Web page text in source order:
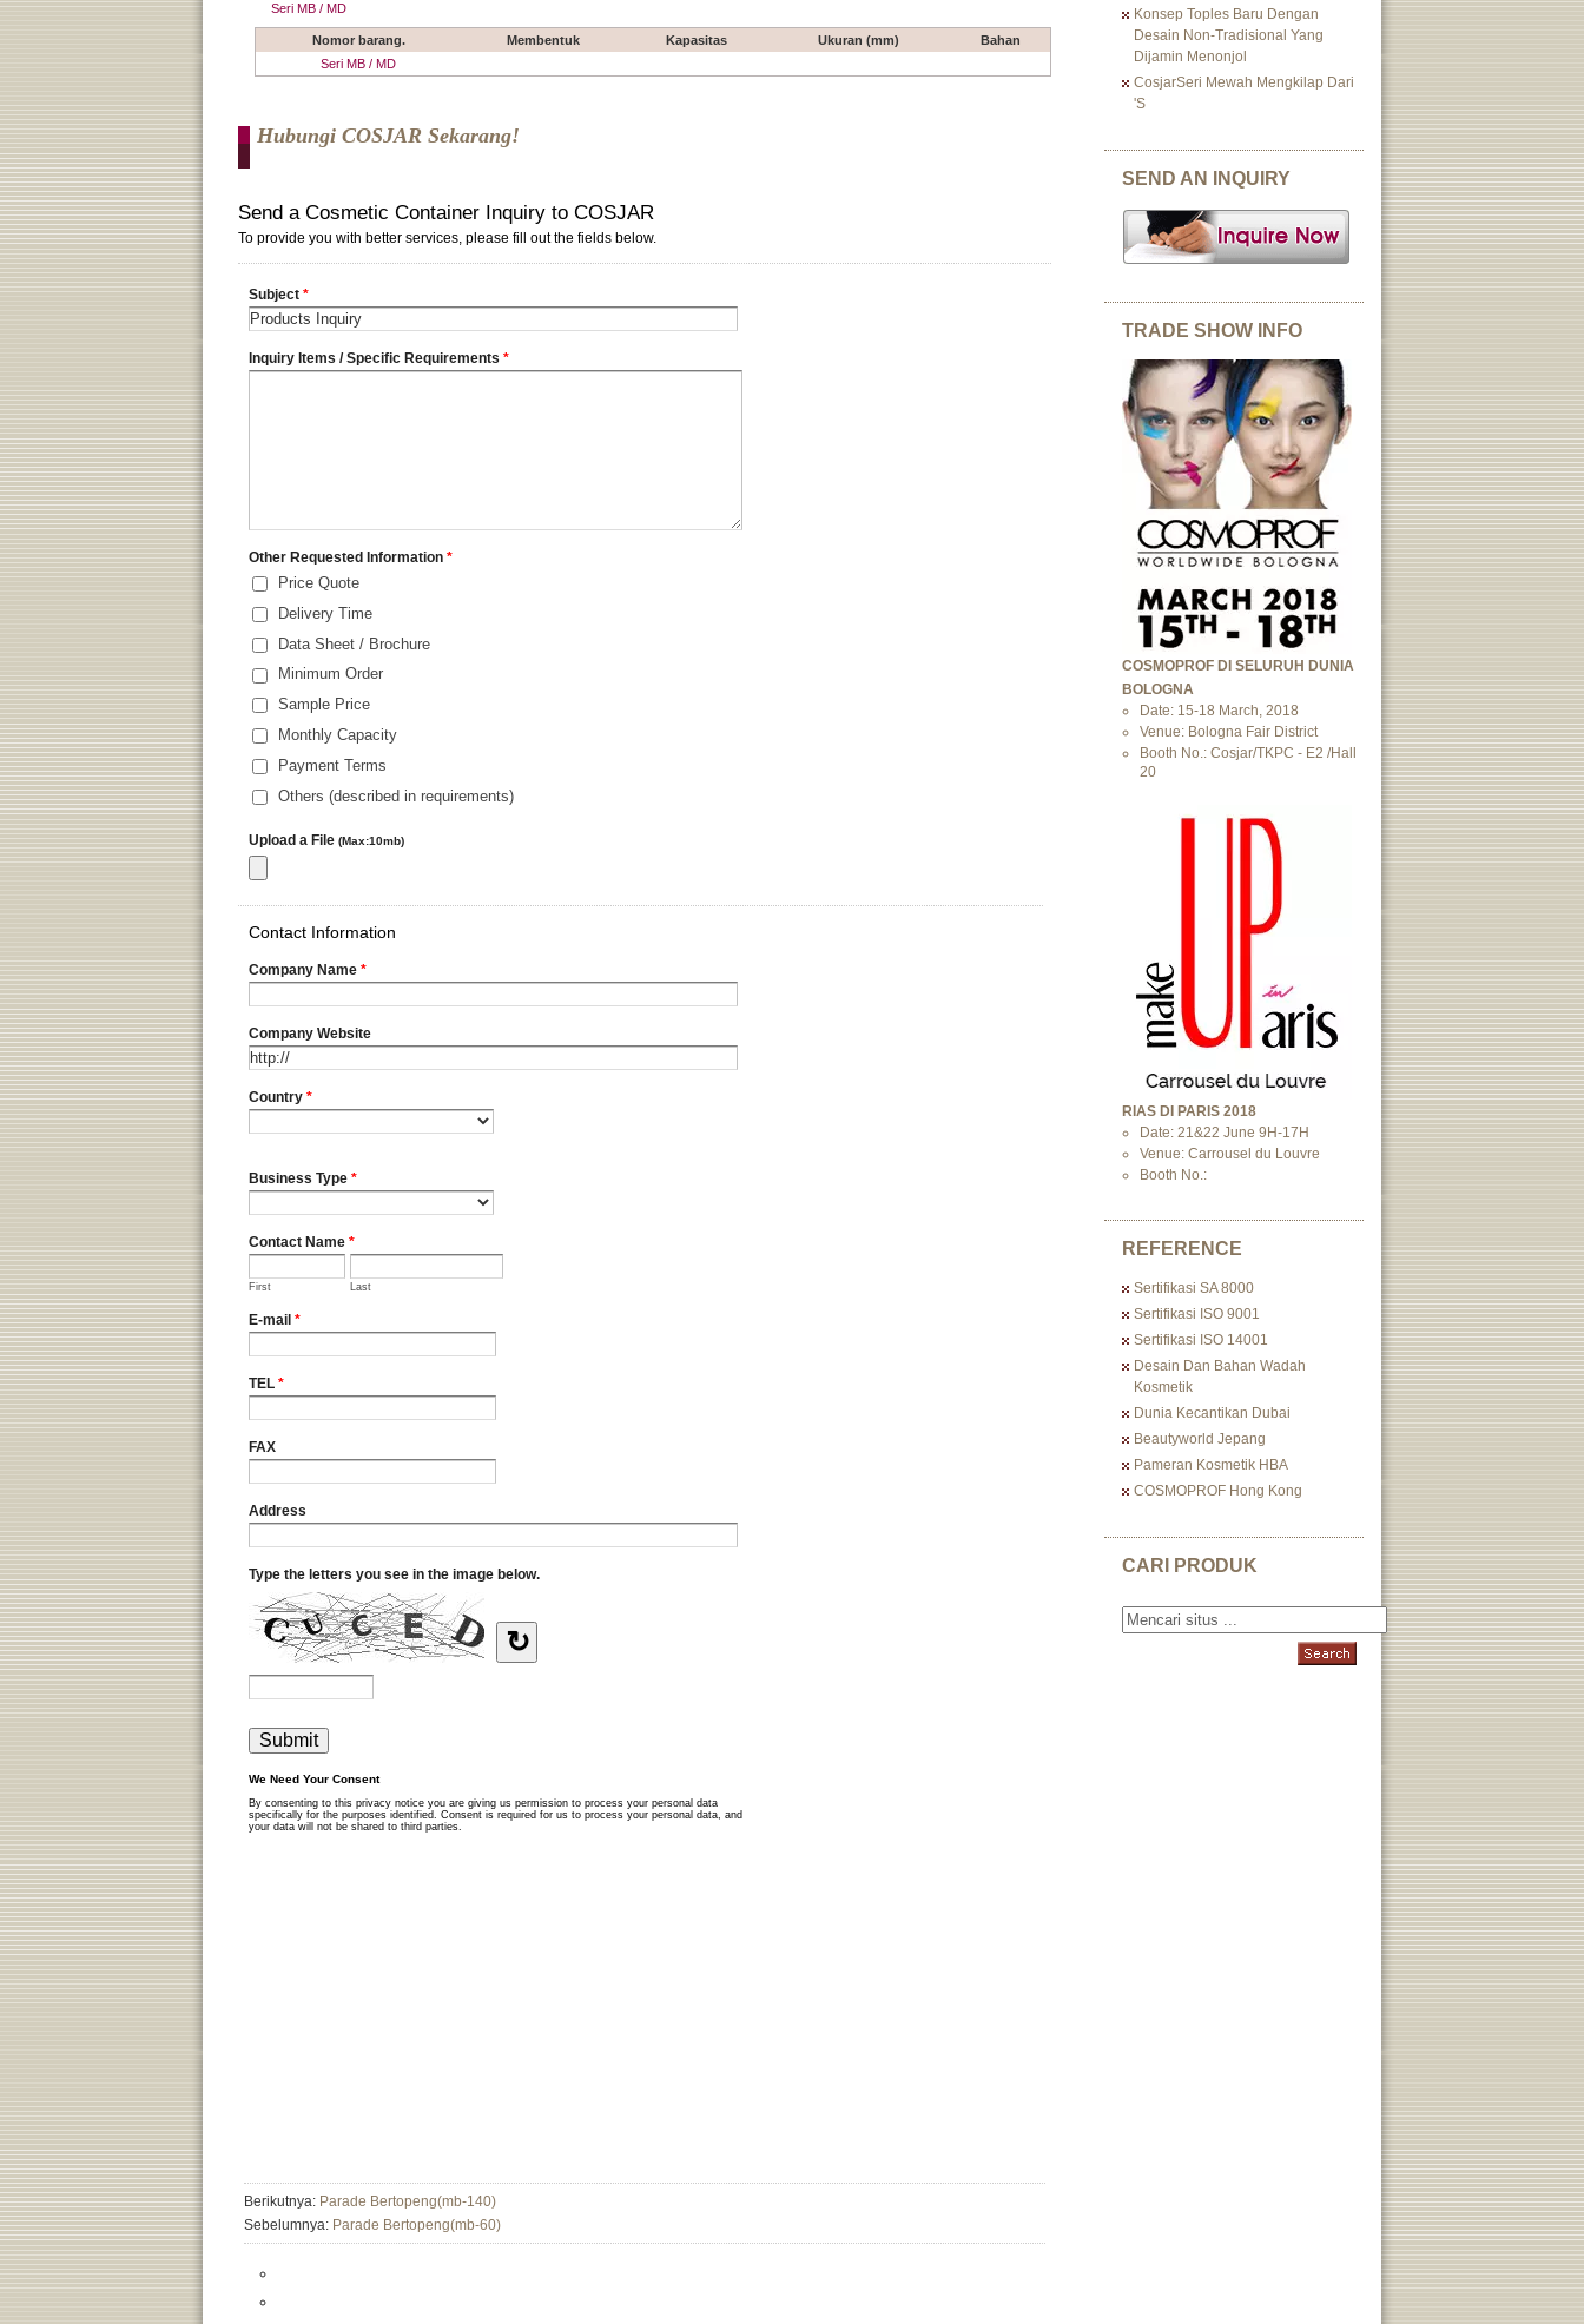
Seri MB / MD
Nomor barang. Membentuk Kapasitas Ukuran (mm)
Bahan
Seri MB / MD
Hubungi COSJAR Sekarang!
Berikutnya: Parade Bertopeng(mb-140)
Sebelumnya: Parade Bertopeng(mb-60)
Konsep Toples Baru Dengan
Desain Non-Tradisional Yang
Dijamin Menonjol
CosjarSeri Mewah Mengkilap Dari
's
SEND AN INQUIRY
TRADE SHOW INFO
COSMOPROF DI SELURUH DUNIA
BOLOGNA
Date: 15-18 March, 2018
Venue: Bologna Fair District
Booth No.: Cosjar/TKPC - E2 /Hall
20
RIAS DI PARIS 2018
Date: 21&22 June 9H-17H
Venue: Carrousel du Louvre
Booth No.:
REFERENCE
Sertifikasi SA 8000
Sertifikasi ISO 9001
Sertifikasi ISO 14001
Desain Dan Bahan Wadah
Kosmetik
Dunia Kecantikan Dubai
Beautyworld Jepang
Pameran Kosmetik HBA
COSMOPROF Hong Kong
CARI PRODUK